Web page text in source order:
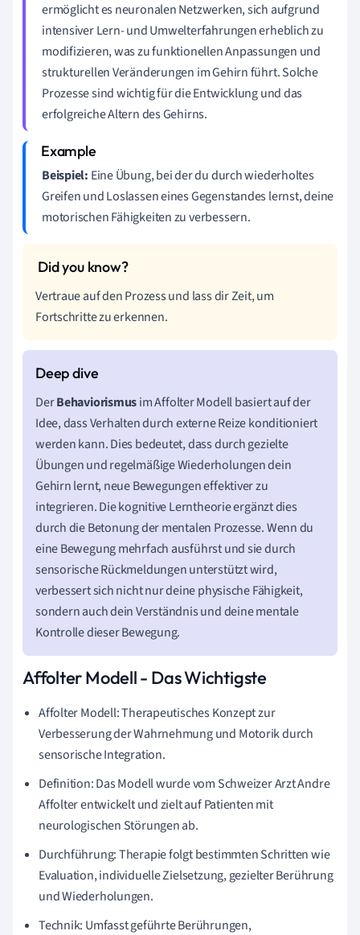
ermöglicht es neuronalen Netzwerken, sich aufgrund
intensiver Lern- und Umwelterfahrungen erheblich zu
modifizieren, was zu funktionellen Anpassungen und
strukturellen Veränderungen im Gehirn führt. Solche
Prozesse sind wichtig für die Entwicklung und das
erfolgreiche Altern des Gehirns.
Beispiel: Eine Übung, bei der du durch wiederholtes
Greifen und Loslassen eines Gegenstandes lernst, deine
motorischen Fähigkeiten zu verbessern.
Vertraue auf den Prozess und lass dir Zeit, um
Fortschritte zu erkennen.
DerBehaviorismusim Affolter Modell basiert auf der
Idee, dass Verhalten durch externe Reize konditioniert
werden kann. Dies bedeutet, dass durch gezielte
Übungen und regelmäßige Wiederholungen dein
Gehirn lernt, neue Bewegungen effektiver zu
integrieren. Die kognitive Lerntheorie ergänzt dies
durch die Betonung der mentalen Prozesse. Wenn du
eine Bewegung mehrfach ausführst und sie durch
sensorische Rückmeldungen unterstützt wird,
verbessert sich nicht nur deine physische Fähigkeit,
sondern auch dein Verständnis und deine mentale
Kontrolle dieser Bewegung.
Affolter Modell - Das Wichtigste
Affolter Modell: Therapeutisches Konzept zur
Verbesserung der Wahrnehmung und Motorik durch
sensorische Integration.
Definition: Das Modell wurde vom Schweizer Arzt Andre
Affolter entwickelt und zielt auf Patienten mit
neurologischen Störungen ab.
Durchführung: Therapie folgt bestimmten Schritten wie
Evaluation, individuelle Zielsetzung, gezielter Berührung
und Wiederholungen.
Technik: Umfasst geführte Berührungen,